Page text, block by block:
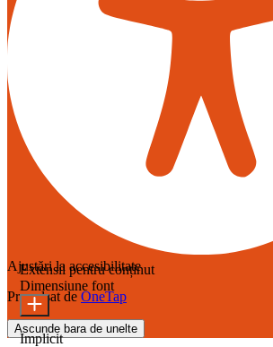
Ajustări la accesibilitate
Propulsat de OneTap
Ascunde bara de unelte
Extensii pentru conținut
Dimensiune font
Implicit